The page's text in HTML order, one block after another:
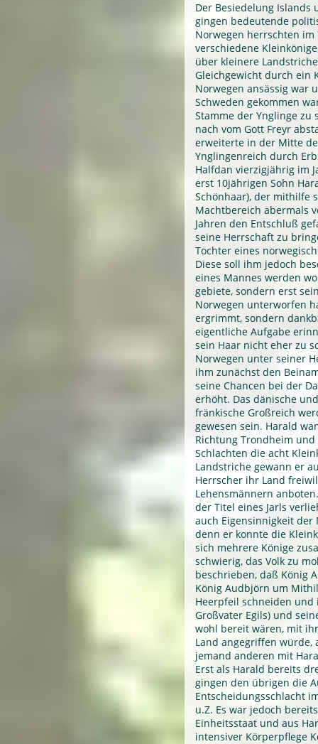
Der Besiedelung Islands
gingen bedeutende
Norwegen herrschten
verschiedene
über kleinere
Gleichgewicht durch ein
Norwegen ansässig war
Schweden gekommen
Stamme der Ynglinge zu
nach vom Gott Freyr
erweiterte in der Mitte
Ynglingenreich durch
Halfdan vierzigjährig im
erst 10jährigen Sohn
Schönhaar), der mithilfe
Machtbereich abermals
Jahren den Entschluß
seine Herrschaft zu
Tochter eines
Diese soll ihm jedoch
eines Mannes werden
gebiete, sondern erst
Norwegen unterworfen
ergrimmt, sondern
eigentliche Aufgabe
sein Haar nicht eher zu
Norwegen unter seiner
ihm zunächst den
seine Chancen bei der
erhöht. Das dänische
fränkische Großreich
gewesen sein. Harald
Richtung Trondheim
Schlachten die acht
Landstriche gewann er
Herrscher ihr Land
Lehensmännern
der Titel eines Jarls
auch Eigensinnigkeit der
denn er konnte die
sich mehrere Könige
schwierig, das Volk zu
beschrieben, daß König
König Audbjörn um
Heerpfeil schneiden und
Großvater Egils) und
wohl bereit wären, mit
Land angegriffen würde,
jemand anderen mit
Erst als Harald bereits
gingen den übrigen die
Entscheidungsschlacht
u.Z. Es war jedoch
Einheitsstaat und aus
intensiver Körperpflege